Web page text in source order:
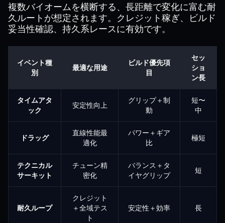
複数バイオームを横断する、長距離で変化に富む耐
久ルートが想定されます。クレジット稼ぎ、ビルド
妥当性確認、持久系レースに有効です。
イベント種
別
最適な用途
ビルド優先項
目
セッ
ショ
ン長
タイムアタ
ック
安定性向上
グリップ＋制
動
短〜
中
ドラッグ
直線性能最
適化
パワー＋ギア
比
極短
テクニカル
サーキット
チューン精
密化
バランス＋タ
イヤグリップ
短
耐久ループ
クレジット
＋全域テス
ト
安定性＋効率 長